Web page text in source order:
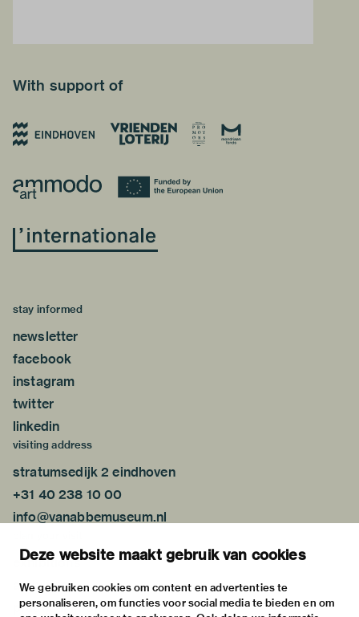
Deze website maakt gebruik van cookies
We gebruiken cookies om content en advertenties te
personaliseren, om functies voor social media te bieden en om
With support of
stay informed
newsletter
facebook
instagram
twitter
linkedin
visiting address
stratumsedijk 2 eindhoven
+31 40 238 10 00
info@vanabbemuseum.nl
exhibitions
activities
practical information